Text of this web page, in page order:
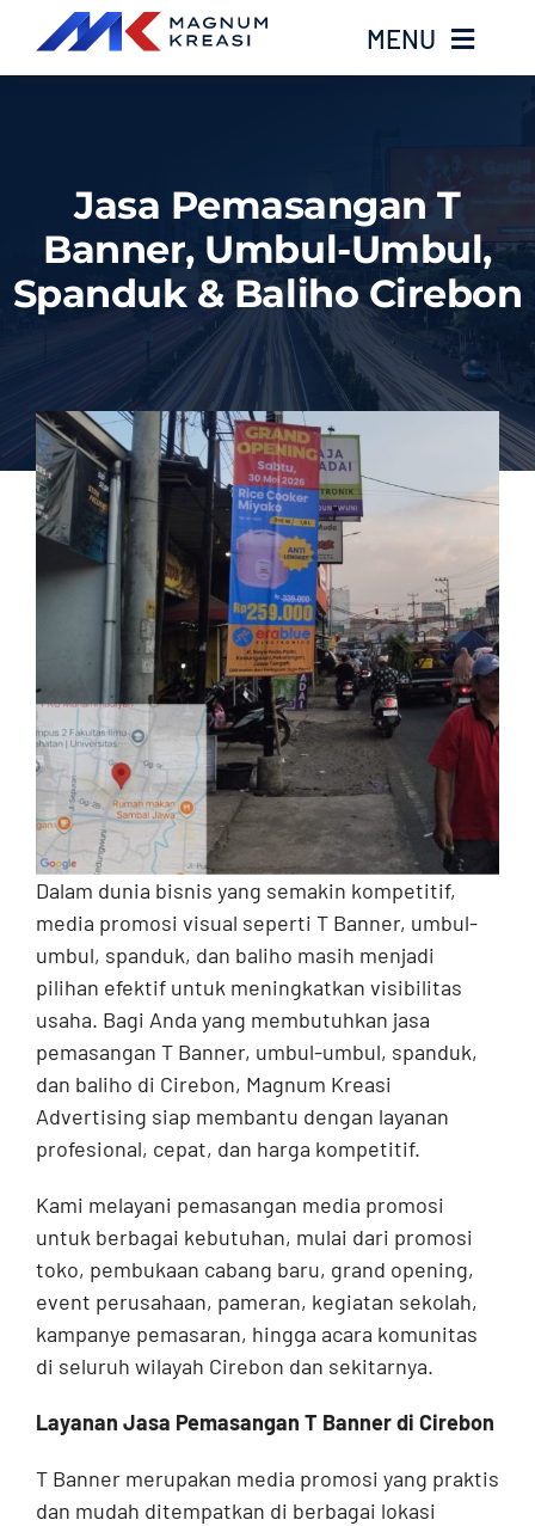
content
MENU
Services
Layanan Kami
About
Blog
Contact
Jasa Pemasangan T
Banner, Umbul-Umbul,
Spanduk & Baliho Cirebon
Dalam dunia bisnis yang semakin kompetitif,
media promosi visual seperti T Banner, umbul-
umbul, spanduk, dan baliho masih menjadi
pilihan efektif untuk meningkatkan visibilitas
usaha. Bagi Anda yang membutuhkan jasa
pemasangan T Banner, umbul-umbul, spanduk,
dan baliho di Cirebon, Magnum Kreasi
Advertising siap membantu dengan layanan
profesional, cepat, dan harga kompetitif.
Kami melayani pemasangan media promosi
untuk berbagai kebutuhan, mulai dari promosi
toko, pembukaan cabang baru, grand opening,
event perusahaan, pameran, kegiatan sekolah,
kampanye pemasaran, hingga acara komunitas
di seluruh wilayah Cirebon dan sekitarnya.
Layanan Jasa Pemasangan T Banner di Cirebon
T Banner merupakan media promosi yang praktis
dan mudah ditempatkan di berbagai lokasi